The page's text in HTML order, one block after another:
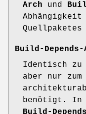
Arch und
Abhängigkeit
Build-Depends-
Identisch zu
aber nur zum
benötigt. In
Build-Depends